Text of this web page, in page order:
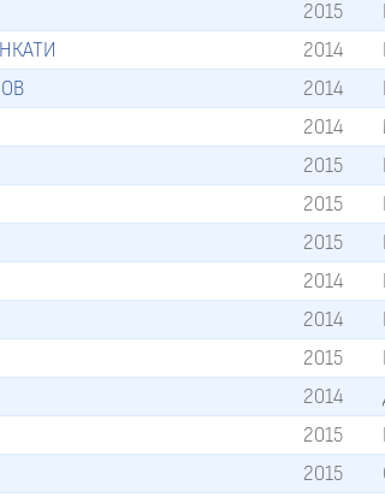
2015
2014
2014
2014
2015
2015
2015
2014
2014
2015
2014
2015
2015